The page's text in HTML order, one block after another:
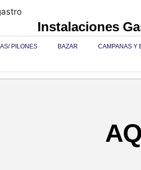
Instalaciones
PILONES BAZAR CAMPANAS Y